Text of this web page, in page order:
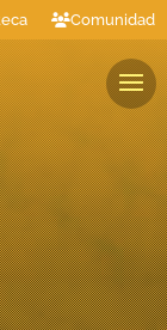
Comunidad